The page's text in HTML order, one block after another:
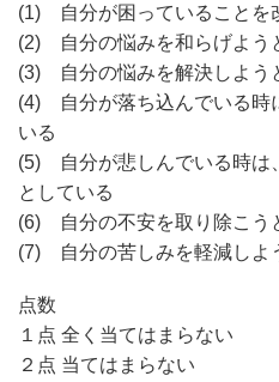
(1) 自分が困っていることを
(2) 自分の悩みを和らげよう
(3) 自分の悩みを解決しよう
(4) 自分が落ち込んでいる時
いる
(5) 自分が悲しんでいる時は
としている
(6) 自分の不安を取り除こう
(7) 自分の苦しみを軽減しよ
点数
１点 全く当てはまらない
２点 当てはまらない